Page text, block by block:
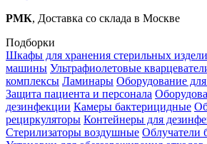
РМК, Доставка со склада в Москве
Подборки
Шкафы для хранения стерильных
машины Ультрафиолетовые
комплексы Ламинары Оборудование
Защита пациента и персонала
дезинфекции Камеры бактерицидные
рециркуляторы Контейнеры для
Стерилизаторы воздушные Облучатели